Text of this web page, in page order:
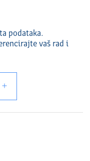
podataka.
vaš rad i